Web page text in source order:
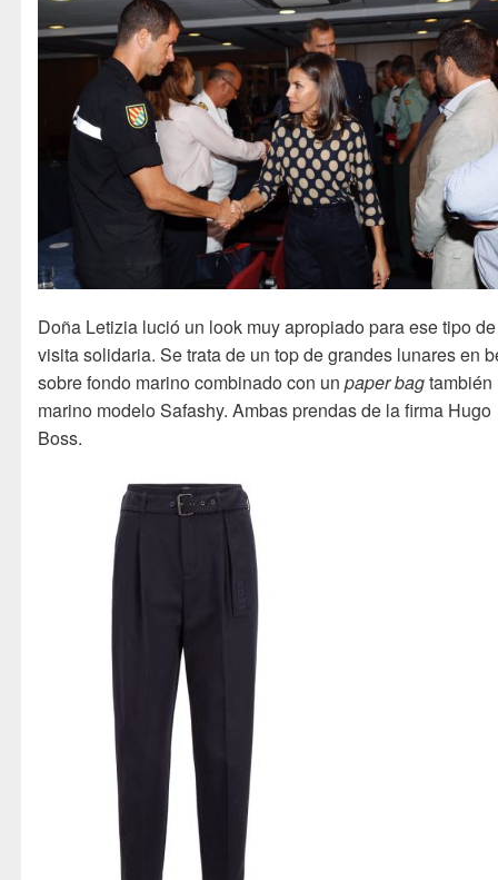
Doña Letizia lució un look muy apropiado para ese tipo de
visita solidaria. Se trata de un top de grandes lunares en
sobre fondo marino combinado con unpaper bagtambién
marino modelo Safashy. Ambas prendas de la firma Hugo
Boss.